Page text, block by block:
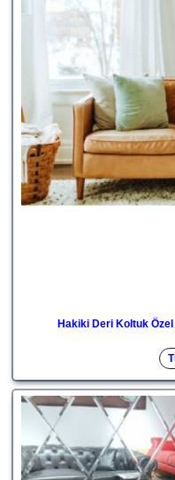
Hakiki Deri Koltuk